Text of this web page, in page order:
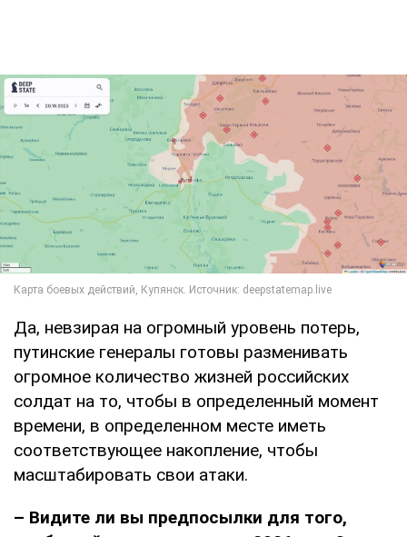
Да, невзирая на огромный уровень потерь,
путинские генералы готовы разменивать
огромное количество жизней российских
солдат на то, чтобы в определенный момент
времени, в определенном месте иметь
соответствующее накопление, чтобы
масштабировать свои атаки.
– Видите ли вы предпосылки для того,